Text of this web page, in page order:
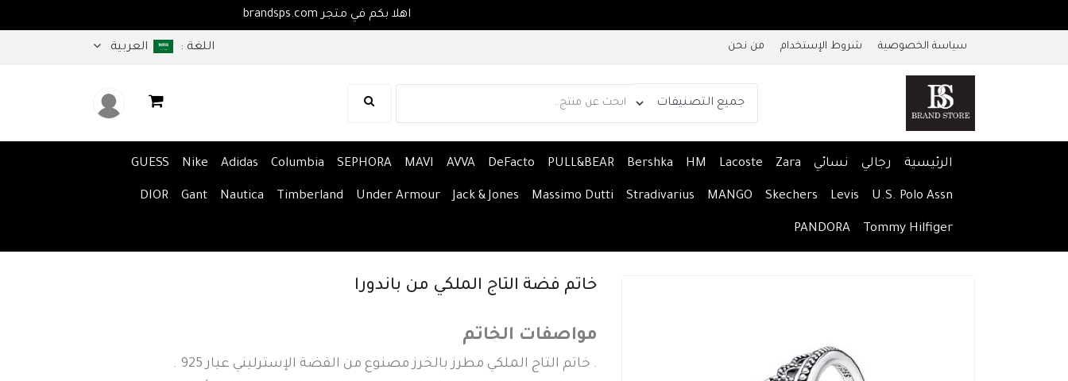
اهلا بكم في متجر brandsps.com
سياسة الخصوصية شروط الإستخدام من نحن اللغة : العربية
الرئيسية رجالي نسائي Zara
Lacoste
HM
Bershka
PULL&BEAR
DeFacto
AVVA
MAVI
SEPHORA
Columbia
Adidas
Nike
GUESS
U.S. Polo Assn
Levis
Skechers
MANGO
Stradivarius
Massimo Dutti
Jack & Jones
Under Armour
Timberland
Nautica
Gant
DIOR
Tommy Hilfiger
PANDORA
خاتم فضة التاج الملكي من باندورا
مواصفات الخاتم
. خاتم التاج الملكي مطرز بالخرز مصنوع من الفضة الإسترليني عيار 925 .